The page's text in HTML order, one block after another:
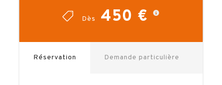
Dès 450 €
Réservation Demande particulière
Pensez à noter le nombre réel de
Besoin d’un devis personnalisé : nuits
supplémentaires, visites… ? N’hésitez pas